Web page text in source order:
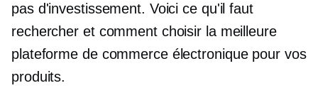
pas d'investissement. Voici ce qu'il faut
rechercher et comment choisir la meilleure
plateforme de commerce électronique pour vos
produits.